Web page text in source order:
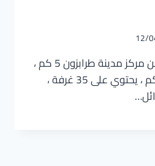
12/
أزرا سويت اوتل يبعد عن مركز مدينة طرابزون 5 كم ،
عن ساحل طرابزون 1 كم ، يحتوي على 35 غرفة ،